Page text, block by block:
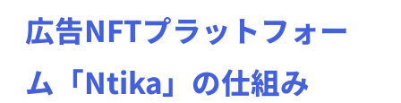
広告NFTプラットフォー
ム「Ntika」の仕組み